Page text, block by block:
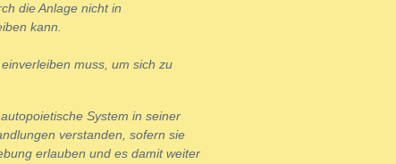
die Anlage nicht in
kann.
muss, um sich zu
System in seiner
verstanden, sofern sie
erlauben und es damit weiter